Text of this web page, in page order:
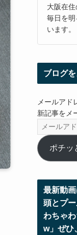
大阪在住
毎日を
います。
ブログ
メールアド
新記事をメ
ー
ル
ア
レ
ス
ポチッ
最新動
頭とプ
わちゃ
w」ぜひ